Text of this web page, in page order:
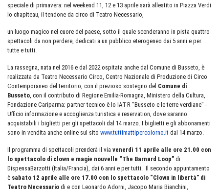
speciale di primavera: nel weekend 11, 12 e 13 aprile sarà allestito in Piazza Verdi
lo chapiteau, il tendone da circo di Teatro Necessario,
un luogo magico nel cuore del paese, sotto il quale scenderanno in pista quattro
spettacoli da non perdere, dedicati a un pubblico eterogeneo dai 5 anni e per
tutte e tutti.
La rassegna, nata nel 2016 e dal 2022 ospitata anche dal Comune di Busseto, è
realizzata da Teatro Necessario Circo, Centro Nazionale di Produzione di Circo
Contemporaneo del territorio, con il prezioso sostegno del Comune di
Busseto , con il contributo di Regione Emilia-Romagna, Ministero della Cultura,
Fondazione Cariparma; partner tecnico è lo IAT-R "Busseto e le terre verdiane" -
Ufficio informazione e accoglienza turistica e reservation, dove saranno
acquistabili i biglietti per gli spettacoli dal 14 marzo. I biglietti e gli abbonamenti
sono in vendita anche online sul sito www.tuttimattipercolorno.it dal 14 marzo.
Il programma di spettacoli prenderà il via venerdì 11 aprile alle ore 21.00 con
lo spettacolo di clown e magie nouvelle “The Barnard Loop” di
DispensaBarzotti (Italia/Francia), dai 6 anni e per tutti. Il secondo appuntamento
è sabato 12 aprile alle ore 17.00 con lo spettacolo “Clown in libertà” di
Teatro Necessario di e con Leonardo Adorni, Jacopo Maria Bianchini,